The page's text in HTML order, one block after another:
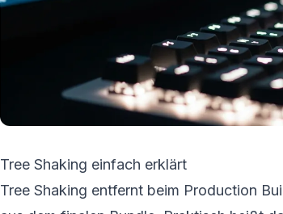
Tree Shaking einfach erklärt
Tree Shaking entfernt beim Production